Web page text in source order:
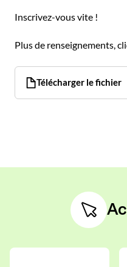
Inscrivez-vous vite !
Plus de renseignements,
Télécharger le fichier